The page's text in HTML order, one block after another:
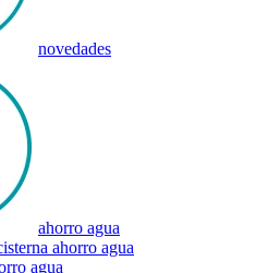
novedades
ahorro agua
ahorro agua
agua